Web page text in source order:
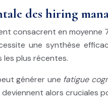
des hiring
consacrent en
une synthèse
plus récentes.
générer une fatigue
alors cruciales